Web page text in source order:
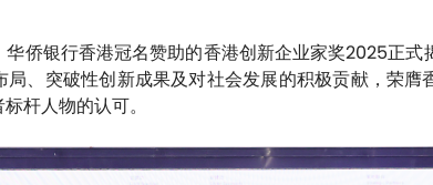
侨银行香港冠名赞助的香港创新企业家奖2025正
局、突破性创新成果及对社会发展的积极贡献，荣
杆人物的认可。